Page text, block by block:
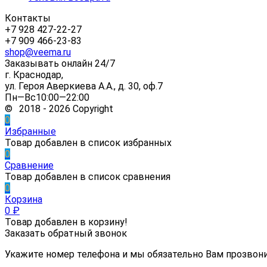
Контакты
+7 928 427-22-27
+7 909 466-23-83
shop@veema.ru
Заказывать онлайн 24/7
г. Краснодар,
ул. Героя Аверкиева А.А., д. 30, оф.7
Пн—Вс10:00—22:00
© 2018 - 2026 Copyright
0
Избранные
Товар добавлен в список избранных
0
Сравнение
Товар добавлен в список сравнения
0
Корзина
0 ₽
Товар добавлен в корзину!
Заказать обратный звонок
Укажите номер телефона и мы обязательно Вам